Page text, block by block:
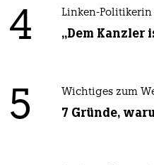
4 Linken-Politikerin
„Dem Kanzler
5 Wichtiges zum
7 Gründe,